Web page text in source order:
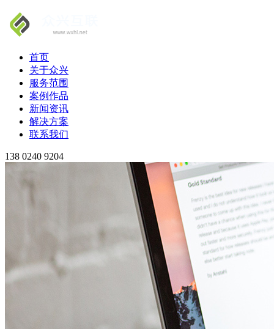
首页
关于众兴
服务范围
案例作品
新闻资讯
解决方案
联系我们
138 0240 9204